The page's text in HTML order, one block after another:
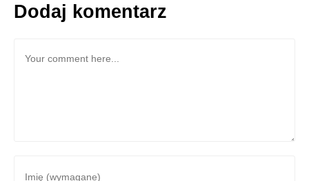
Dodaj komentarz